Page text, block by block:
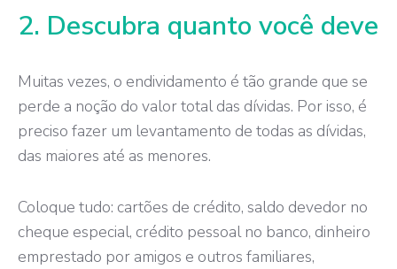
2. Descubra quanto você deve
Muitas vezes, o endividamento é tão grande que se
perde a noção do valor total das dívidas. Por isso, é
preciso fazer um levantamento de todas as dívidas,
das maiores até as menores.
Coloque tudo: cartões de crédito, saldo devedor no
cheque especial, crédito pessoal no banco, dinheiro
emprestado por amigos e outros familiares,